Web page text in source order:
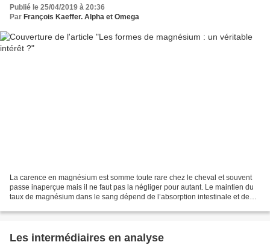
Publié le 25/04/2019 à 20:36
Par François Kaeffer. Alpha et Omega
La carence en magnésium est somme toute rare chez le cheval et souvent
passe inaperçue mais il ne faut pas la négliger pour autant. Le maintien du
taux de magnésium dans le sang dépend de l’absorption intestinale et de
Les intermédiaires en analyse